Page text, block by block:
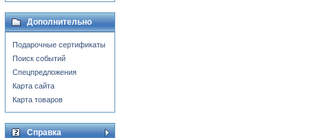
Дополнительно
Подарочные сертификаты
Поиск событий
Спецпредложения
Карта сайта
Карта товаров
Справка